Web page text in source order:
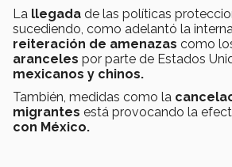
La llegada de las políticas
sucediendo, como adelantó la
reiteración de amenazas como
aranceles por parte de Estados
mexicanos y chinos.
También, medidas como la
migrantes está provocando la
con México.